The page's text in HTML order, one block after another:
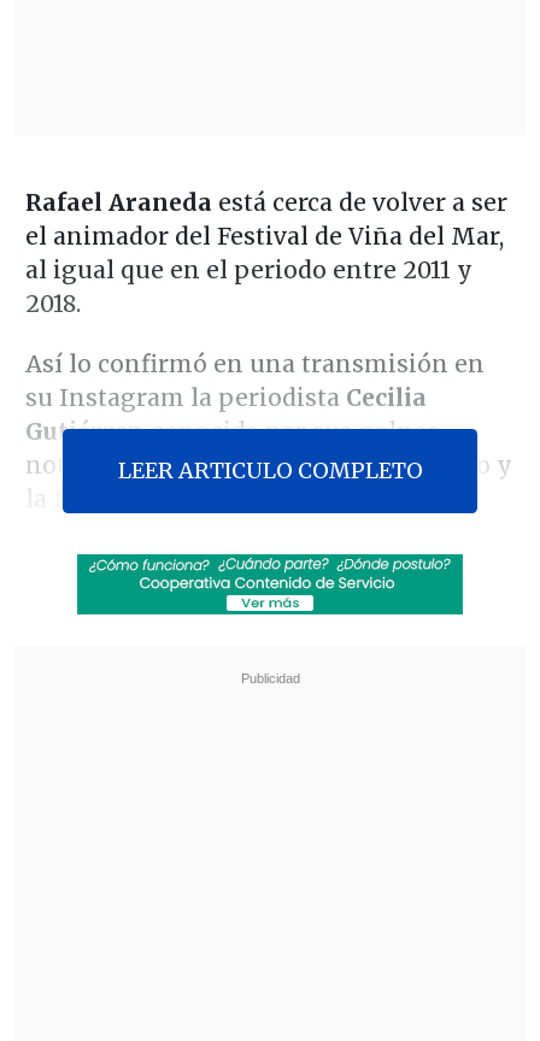
Rafael Araneda está cerca de volver a ser
el animador del Festival de Viña del Mar,
al igual que en el periodo entre 2011 y
2018.
Así lo confirmó en una transmisión en
su Instagram la periodista Cecilia
Gutiérrez, conocida por sus golpes
noticiosos en el ámbito del espectáculo y
la farándula.
Revisa también
"Juntos por siempre": Daniela Muñoz y alcalde
LEER ARTICULO COMPLETO